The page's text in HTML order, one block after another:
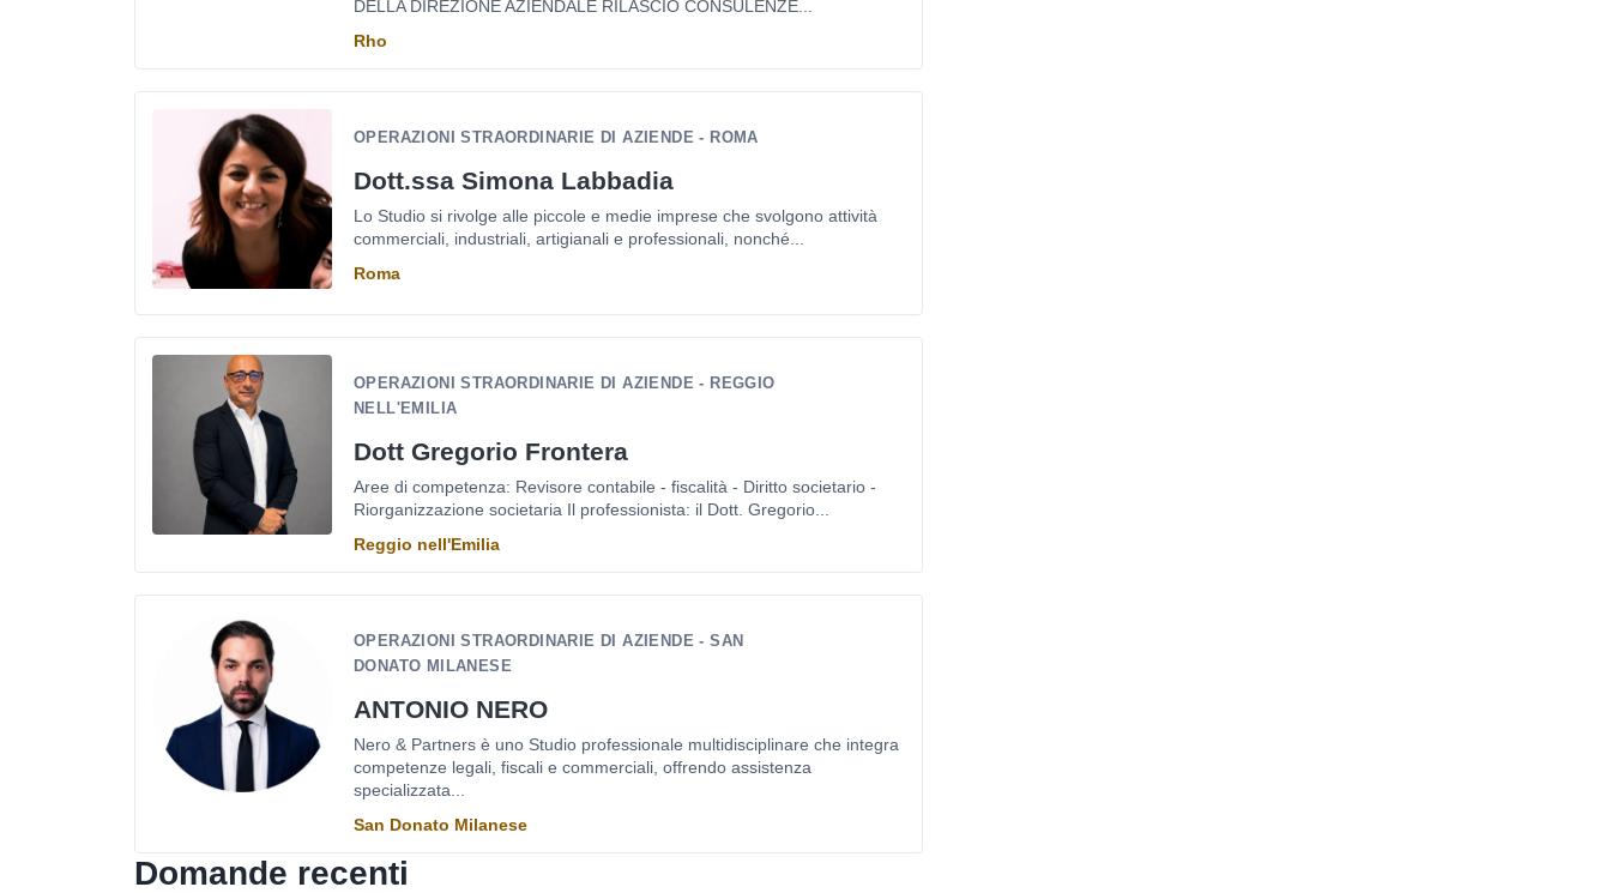
DELLA DIREZIONE AZIENDALE RILASCIO CONSULENZE...
Rho
OPERAZIONI STRAORDINARIE DI AZIENDE - ROMA
Dott.ssa Simona Labbadia
Lo Studio si rivolge alle piccole e medie imprese che svolgono attività
commerciali, industriali, artigianali e professionali, nonché...
Roma
OPERAZIONI STRAORDINARIE DI AZIENDE - REGGIO
NELL'EMILIA
Dott Gregorio Frontera
Aree di competenza: Revisore contabile - fiscalità - Diritto societario -
Riorganizzazione societaria Il professionista: il Dott. Gregorio...
Reggio nell'Emilia
OPERAZIONI STRAORDINARIE DI AZIENDE - SAN
DONATO MILANESE
ANTONIO NERO
Nero & Partners è uno Studio professionale multidisciplinare che integra
competenze legali, fiscali e commerciali, offrendo assistenza
specializzata...
San Donato Milanese
Domande recenti